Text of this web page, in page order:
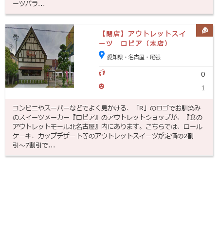
ーツバラ...
【閉店】アウトレットスイ
ーツ ロピア（本店）
愛知県・名古屋・尾張
0
1
コンビニやスーパーなどでよく見かける、「R」のロゴでお馴染み
のスイーツメーカー『ロピア』のアウトレットショップが、『食の
アウトレットモール北名古屋』内にあります。こちらでは、ロール
ケーキ、カップデザート等のアウトレットスイーツが定価の2割
引〜7割引で...